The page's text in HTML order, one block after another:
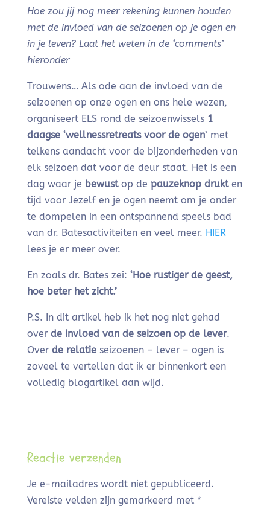
Hoe zou jij nog meer rekening kunnen houden
met de invloed van de seizoenen op je ogen en
in je leven? Laat het weten in de ‘comments’
hieronder
Trouwens… Als ode aan de invloed van de
seizoenen op onze ogen en ons hele wezen,
organiseert ELS rond de seizoenwissels 1
daagse ‘wellnessretreats voor de ogen’ met
telkens aandacht voor de bijzonderheden van
elk seizoen dat voor de deur staat. Het is een
dag waar je bewustop de pauzeknop drukten
tijd voor Jezelf en je ogen neemt om je onder
te dompelen in een ontspannend speels bad
van dr. Batesactiviteiten en veel meer. HIER
lees je er meer over.
En zoals dr. Bates zei: ‘Hoe rustiger de geest,
hoe beter het zicht.’
P.S. In dit artikel heb ik het nog niet gehad
over de invloed van de seizoen op de lever.
Over de relatieseizoenen – lever – ogen is
zoveel te vertellen dat ik er binnenkort een
volledig blogartikel aan wijd.
Reactie verzenden
Je e-mailadres wordt niet gepubliceerd.
Vereiste velden zijn gemarkeerd met *